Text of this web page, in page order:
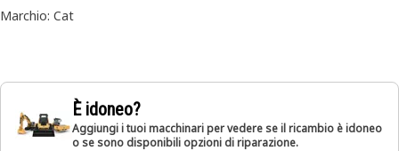
Marchio: Cat
È idoneo?
Aggiungi i tuoi macchinari per vedere se il ricambio è idoneo
o se sono disponibili opzioni di riparazione.